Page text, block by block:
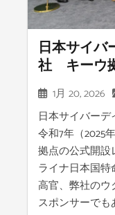
日本サイバ
社 キーウ
1月 20, 2026
日本サイバー
令和7年（2025
拠点の公式開設
ライナ日本国
高官、弊社の
スポンサーでも